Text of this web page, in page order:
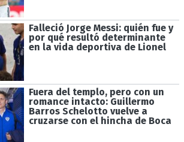
Falleció Jorge Messi: quién fue y
por qué resultó determinante
en la vida deportiva de Lionel
Fuera del templo, pero con un
romance intacto: Guillermo
Barros Schelotto vuelve a
cruzarse con el hincha de Boca